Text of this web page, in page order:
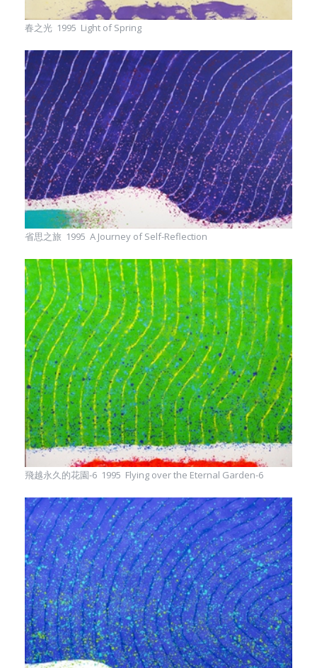
春之光 1995 Light of Spring
省思之旅 1995 A Journey of Self-Reflection
飛越永久的花園-6 1995 Flying over the Eternal Garden-6